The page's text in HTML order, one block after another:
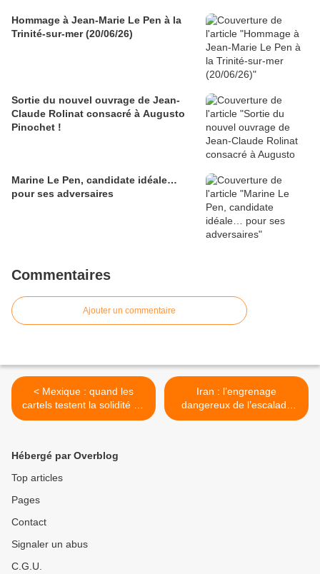
Hommage à Jean-Marie Le Pen à la
Trinité-sur-mer (20/06/26)
Sortie du nouvel ouvrage de Jean-
Claude Rolinat consacré à Augusto
Pinochet !
Marine Le Pen, candidate idéale…
pour ses adversaires
Commentaires
Ajouter un commentaire
< Mexique : quand les
cartels testent la solidité de
l'État
Iran : l’engrenage
dangereux de l’escalade
militaire >
Hébergé par Overblog
Top articles
Pages
Contact
Signaler un abus
C.G.U.